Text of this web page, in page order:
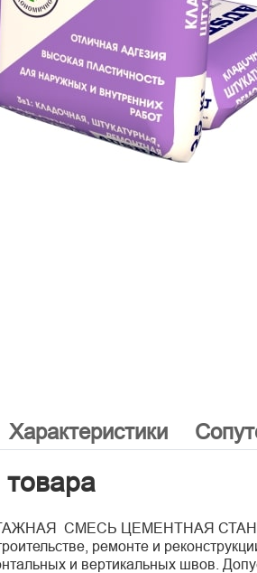
Характеристики
СМЕСЬ ЦЕМЕНТНАЯ
ремонте и
и вертикальных швов.